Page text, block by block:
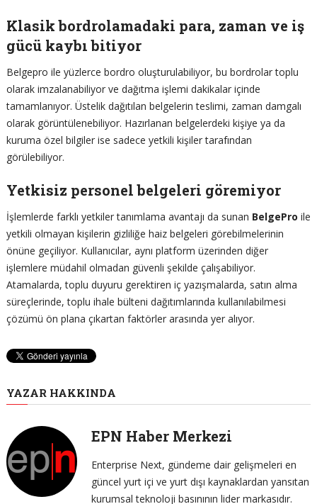
Klasik bordrolamadaki para, zaman ve iş
gücü kaybı bitiyor
Belgepro ile yüzlerce bordro oluşturulabiliyor, bu bordrolar toplu
olarak imzalanabiliyor ve dağıtma işlemi dakikalar içinde
tamamlanıyor. Üstelik dağıtılan belgelerin teslimi, zaman damgalı
olarak görüntülenebiliyor. Hazırlanan belgelerdeki kişiye ya da
kuruma özel bilgiler ise sadece yetkili kişiler tarafından
görülebiliyor.
Yetkisiz personel belgeleri göremiyor
İşlemlerde farklı yetkiler tanımlama avantajı da sunan BelgePro ile
yetkili olmayan kişilerin gizliliğe haiz belgeleri görebilmelerinin
önüne geçiliyor. Kullanıcılar, aynı platform üzerinden diğer
işlemlere müdahil olmadan güvenli şekilde çalışabiliyor.
Atamalarda, toplu duyuru gerektiren iç yazışmalarda, satın alma
süreçlerinde, toplu ihale bülteni dağıtımlarında kullanılabilmesi
çözümü ön plana çıkartan faktörler arasında yer alıyor.
YAZAR HAKKINDA
EPN Haber Merkezi
Enterprise Next, gündeme dair gelişmeleri en
güncel yurt içi ve yurt dışı kaynaklardan yansıtan
kurumsal teknoloji basınının lider markasıdır.